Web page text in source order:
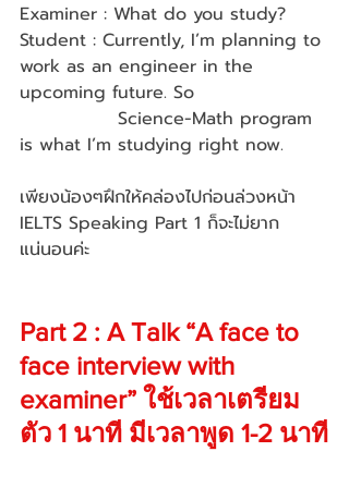
Examiner : What do you study?
Student : Currently, I’m planning to
work as an engineer in the
upcoming future. So
is what I’m studying right now.
เพียงน้องๆฝึกให้คล่องไปก่อนล่วงหน้า
IELTS Speaking Part 1 ก็จะไม่ยาก
แน่นอนค่ะ
Part 2 : A Talk “A face to
face interview with
examiner” ใช้เวลาเตรียม
ตัว 1 นาที มีเวลาพูด 1-2 นาที